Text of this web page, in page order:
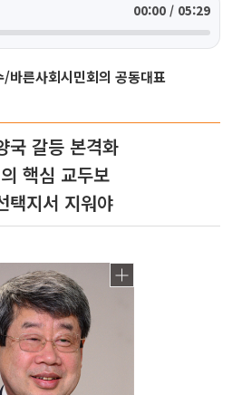
00:00 / 05:29
바른사회시민회의 공동대표
국 갈등 본격화
핵심 교두보
택지서 지워야